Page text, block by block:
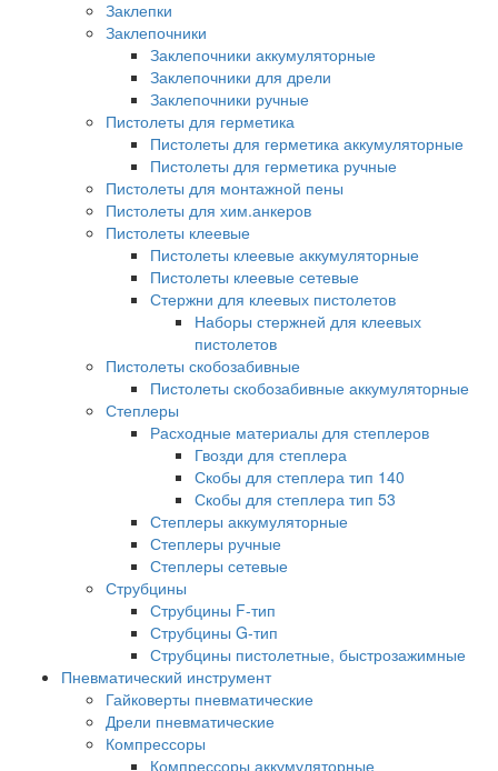
Заклепки
Заклепочники
Заклепочники аккумуляторные
Заклепочники для дрели
Заклепочники ручные
Пистолеты для герметика
Пистолеты для герметика аккумуляторные
Пистолеты для герметика ручные
Пистолеты для монтажной пены
Пистолеты для хим.анкеров
Пистолеты клеевые
Пистолеты клеевые аккумуляторные
Пистолеты клеевые сетевые
Стержни для клеевых пистолетов
Наборы стержней для клеевых
пистолетов
Пистолеты скобозабивные
Пистолеты скобозабивные аккумуляторные
Степлеры
Расходные материалы для степлеров
Гвозди для степлера
Скобы для степлера тип 140
Скобы для степлера тип 53
Степлеры аккумуляторные
Степлеры ручные
Степлеры сетевые
Струбцины
Струбцины F-тип
Струбцины G-тип
Струбцины пистолетные, быстрозажимные
Пневматический инструмент
Гайковерты пневматические
Дрели пневматические
Компрессоры
Компрессоры аккумуляторные